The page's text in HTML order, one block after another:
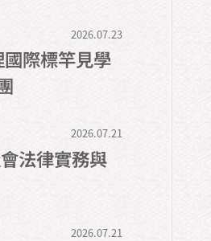
2026.07.23
際標竿見學
2026.07.21
法律實務與
2026.07.21